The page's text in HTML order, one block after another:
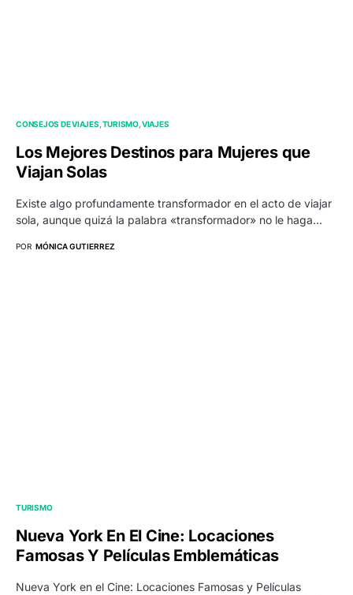
CONSEJOS DE VIAJES TURISMO VIAJES
Los Mejores Destinos para Mujeres que
Viajan Solas
Existe algo profundamente transformador en el acto de viajar
sola, aunque quizá la palabra «transformador» no le haga…
POR MÓNICA GUTIERREZ
TURISMO
Nueva York En El Cine: Locaciones
Famosas Y Películas Emblemáticas
Nueva York en el Cine: Locaciones Famosas y Películas